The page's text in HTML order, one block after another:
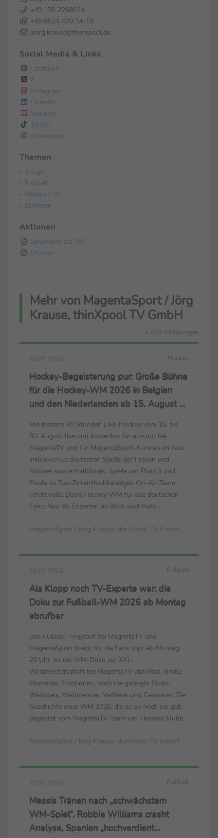
+49 170 2268024
+49 8024 470 14-19
joerg.krause@thinxpool.de
Social Media & Links
Facebook
X
Instagram
LinkedIn
YouTube
TikTok
Homepage
Themen
» 3-Liga
» Fußball
» Medien / TV
» Stimmen
Aktionen
Download als TXT
Drucken
Mehr von MagentaSport / Jörg
Krause, thinXpool TV GmbH
» Alle Meldungen
30.07.2026 Hockey
Hockey-Begeisterung pur: Große Bühne
für die Hockey-WM 2026 in Belgien
und den Niederlanden ab 15. August –
MagentaTV
Mindestens 40 Stunden Live-Hockey vom 15. bis
30. August live und kostenlos für alle nur bei
MagentaTV und für MagentaSport-Kunden im Abo
inklusiveAlle deutschen Spiele der Frauen und
Männer sowie Halbfinals, Spiele um Platz 3 und
Finals zu Top-ZeitenHochkarätiges On-Air-Team
liefert volle Dosis Hockey-WM für alle deutschen
Fans: Neu als Experten an Bord sind Mats
Leistungsträger ihrer Nationalteams Der
MagentaSport / Jörg Krause, thinXpool TV GmbH
26.07.2026 Fußball
Als Klopp noch TV-Experte war: die
Doku zur Fußball-WM 2026 ab Montag
abrufbar
Das Fußball-Angebot bei MagentaTV und
MagentaSport bleibt für die Fans top! Ab Montag,
20 Uhr, ist die WM-Doku zur XXL-
Weltmeisterschaft bei MagentaTV abrufbar. Große
Momente, Emotionen, noch nie gezeigte Bilder,
Weltstars, Weltmeister, Verlierer und Gewinner. Die
Geschichte einer WM 2026, die es so noch nie gab.
Begleitet vom MagentaTV-Team um Thomas Müller,
Bundestrainer Jürgen Klopp. (Der Link zum
MagentaSport / Jörg Krause, thinXpool TV GmbH
20.07.2026 Fußball
Messis Tränen nach „schwächstem
WM-Spiel“, Robbie Williams crasht
Analyse, Spanien „hochverdient